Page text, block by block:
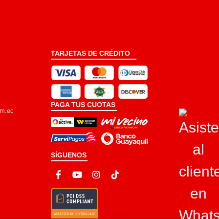
TARJETAS DE CRÉDITO
PAGA TUS CUOTAS
SÍGUENOS